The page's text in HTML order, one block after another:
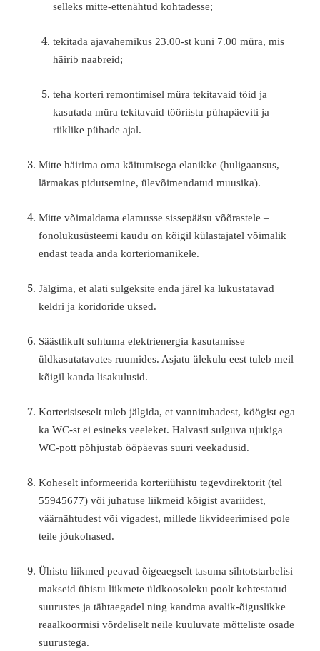
selleks mitte-ettenähtud kohtadesse;
tekitada ajavahemikus 23.00-st kuni 7.00 müra, mis
häirib naabreid;
teha korteri remontimisel müra tekitavaid töid ja
kasutada müra tekitavaid tööriistu pühapäeviti ja
riiklike pühade ajal.
Mitte häirima oma käitumisega elanikke (huligaansus,
lärmakas pidutsemine, üle­võimendatud muusika).
Mitte võimaldama elamusse sissepääsu võõrastele –
fonolukusüsteemi kaudu on kõigil külastajatel võimalik
endast teada anda korteriomanikele.
Jälgima, et alati sulgeksite enda järel ka lukustatavad
keldri ja koridoride uksed.
Säästlikult suhtuma elektrienergia kasutamisse
üldkasutatavates ruumides. Asjatu ülekulu eest tuleb meil
kõigil kanda lisakulusid.
Korterisiseselt tuleb jälgida, et vannitubadest, köögist ega
ka WC-st ei esineks veeleket. Halvasti sulguva ujukiga
WC-pott põhjustab ööpäevas suuri veekadusid.
Koheselt informeerida korteriühistu tegevdirektorit (tel
55945677) või juhatuse liikmeid kõigist avariidest,
väärnähtudest või vigadest, millede likvideerimised pole
teile jõukohased.
Ühistu liikmed peavad õigeaegselt tasuma sihtotstarbelisi
makseid ühistu liikmete üldkoosoleku poolt kehtestatud
suurustes ja tähtaegadel ning kandma avalik-õiguslikke
reaalkoormisi võrdeliselt neile kuuluvate mõtteliste osade
suurustega.